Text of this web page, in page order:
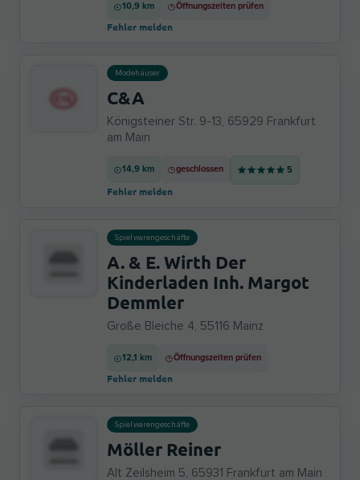
10,9 km Öffnungszeiten prüfen
Fehler melden
Modehäuser
C&A
Königsteiner Str. 9-13, 65929 Frankfurt
am Main
14,9 km geschlossen 5
Fehler melden
Spielwarengeschäfte
A. & E. Wirth Der
Kinderladen Inh. Margot
Demmler
Große Bleiche 4, 55116 Mainz
12,1 km Öffnungszeiten prüfen
Fehler melden
Spielwarengeschäfte
Möller Reiner
Alt Zeilsheim 5, 65931 Frankfurt am Main